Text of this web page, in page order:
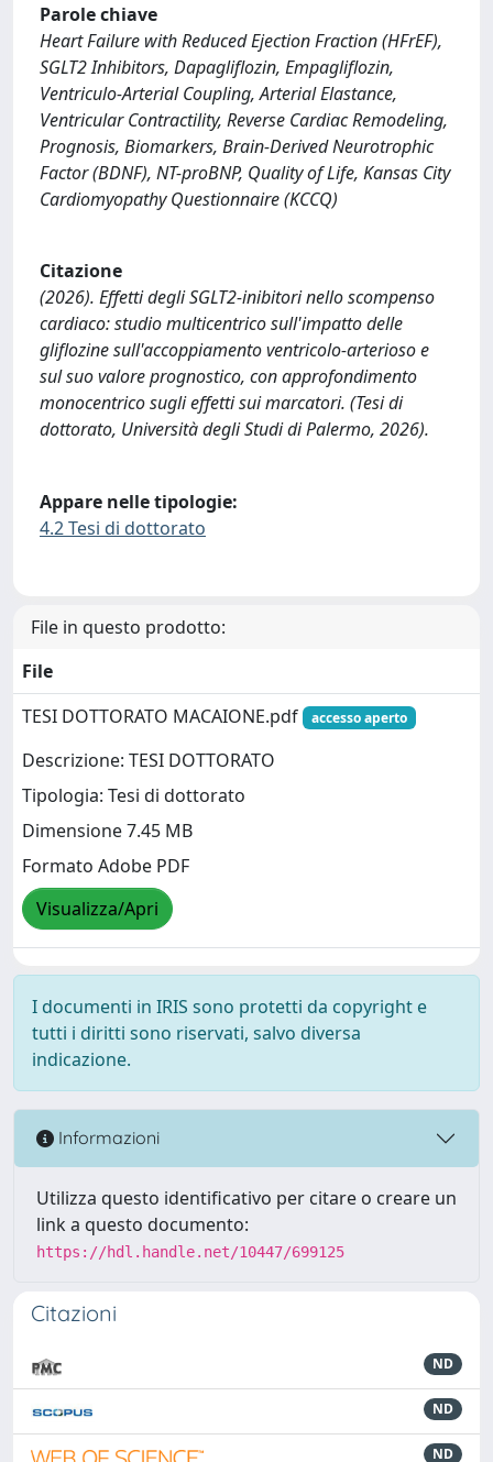
Parole chiave
Heart Failure with Reduced Ejection Fraction (HFrEF),
SGLT2 Inhibitors, Dapagliflozin, Empagliflozin,
Ventriculo-Arterial Coupling, Arterial Elastance,
Ventricular Contractility, Reverse Cardiac Remodeling,
Prognosis, Biomarkers, Brain-Derived Neurotrophic
Factor (BDNF), NT-proBNP, Quality of Life, Kansas City
Cardiomyopathy Questionnaire (KCCQ)
Citazione
(2026). Effetti degli SGLT2-inibitori nello scompenso
cardiaco: studio multicentrico sull'impatto delle
gliflozine sull'accoppiamento ventricolo-arterioso e
sul suo valore prognostico, con approfondimento
monocentrico sugli effetti sui marcatori. (Tesi di
dottorato, Università degli Studi di Palermo, 2026).
Appare nelle tipologie:
4.2 Tesi di dottorato
File in questo prodotto:
File
TESI DOTTORATO MACAIONE.pdf
accesso aperto
Descrizione: TESI DOTTORATO
Tipologia: Tesi di dottorato
Dimensione 7.45 MB
Formato Adobe PDF
Visualizza/Apri
I documenti in IRIS sono protetti da copyright e
tutti i diritti sono riservati, salvo diversa
indicazione.
Informazioni
Utilizza questo identificativo per citare o creare un
link a questo documento:
https://hdl.handle.net/10447/699125
Citazioni
ND
ND
ND